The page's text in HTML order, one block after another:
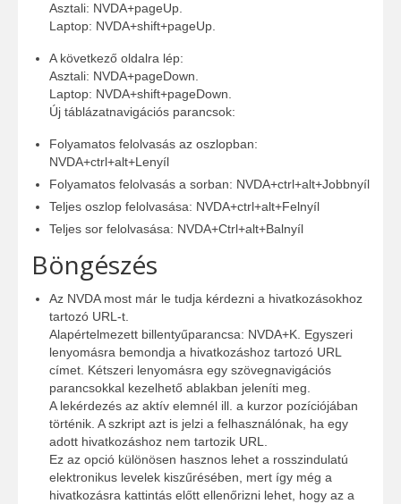
Asztali: NVDA+pageUp.
Laptop: NVDA+shift+pageUp.
A következő oldalra lép:
Asztali: NVDA+pageDown.
Laptop: NVDA+shift+pageDown.
Új táblázatnavigációs parancsok:
Folyamatos felolvasás az oszlopban:
NVDA+ctrl+alt+Lenyíl
Folyamatos felolvasás a sorban: NVDA+ctrl+alt+Jobbnyíl
Teljes oszlop felolvasása: NVDA+ctrl+alt+Felnyíl
Teljes sor felolvasása: NVDA+Ctrl+alt+Balnyíl
Böngészés
Az NVDA most már le tudja kérdezni a hivatkozásokhoz
tartozó URL-t.
Alapértelmezett billentyűparancsa: NVDA+K. Egyszeri
lenyomásra bemondja a hivatkozáshoz tartozó URL
címet. Kétszeri lenyomásra egy szövegnavigációs
parancsokkal kezelhető ablakban jeleníti meg.
A lekérdezés az aktív elemnél ill. a kurzor pozíciójában
történik. A szkript azt is jelzi a felhasználónak, ha egy
adott hivatkozáshoz nem tartozik URL.
Ez az opció különösen hasznos lehet a rosszindulatú
elektronikus levelek kiszűrésében, mert így még a
hivatkozásra kattintás előtt ellenőrizni lehet, hogy az a